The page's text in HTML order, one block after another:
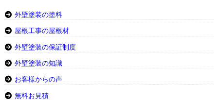
外壁塗装の塗料
屋根工事の屋根材
外壁塗装の保証制度
外壁塗装の知識
お客様からの声
無料お見積